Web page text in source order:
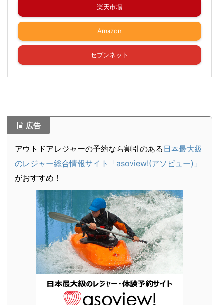
楽天市場
Amazon
セブンネット
広告
アウトドアレジャーの予約なら割引のある 日本最大級
のレジャー総合情報サイト「asoview!(アソビュー)」
がおすすめ！